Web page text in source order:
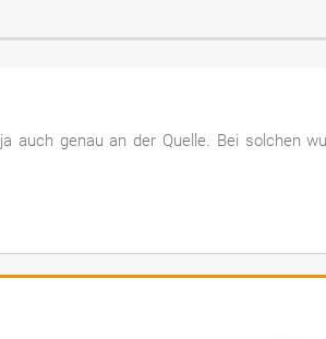
auch genau an der Quelle. Bei solchen